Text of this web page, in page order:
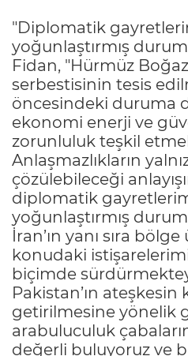
"Diplomatik
yoğunlaştırmış
Fidan, "Hürmüz
serbestisinin tesis
öncesindeki duruma
ekonomi enerji ve
zorunluluk teşkil
Anlaşmazlıkların
çözülebileceği
diplomatik
yoğunlaştırmış
İran’ın yanı sıra
konudaki
biçimde
Pakistan’ın ateşkesin
getirilmesine yönelik
arabuluculuk
değerli buluyoruz ve